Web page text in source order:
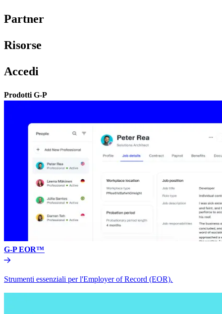
Partner​​
Risorse​​
Accedi​​
Prodotti G-P​​
G-P EOR™​​
Strumenti essenziali per l'Employer of Record (EOR).​​